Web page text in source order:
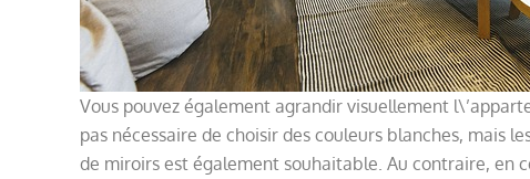
Vous pouvez également agrandir visuellement
pas nécessaire de choisir des couleurs blanches, mais
de miroirs est également souhaitable. Au contraire, en